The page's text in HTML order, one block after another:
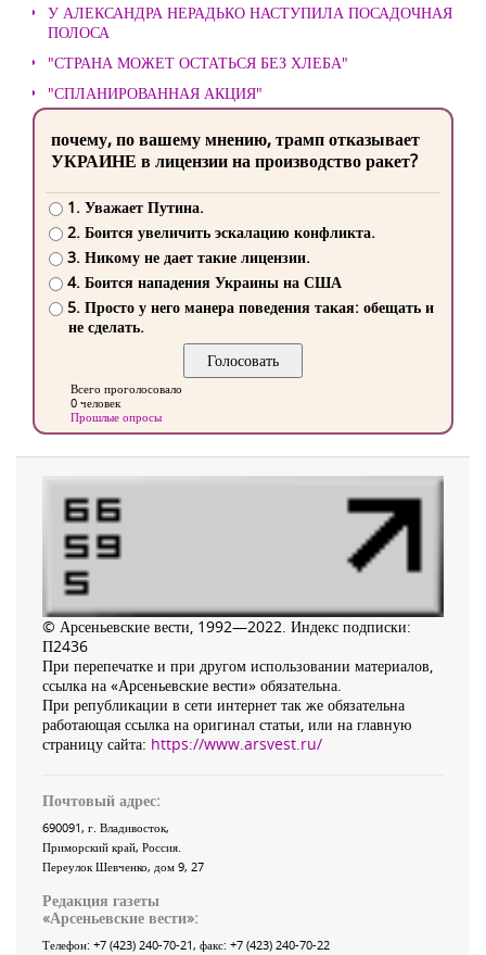
У АЛЕКСАНДРА НЕРАДЬКО НАСТУПИЛА ПОСАДОЧНАЯ
ПОЛОСА
"СТРАНА МОЖЕТ ОСТАТЬСЯ БЕЗ ХЛЕБА"
"СПЛАНИРОВАННАЯ АКЦИЯ"
почему, по вашему мнению, трамп отказывает
УКРАИНЕ в лицензии на производство ракет?
1. Уважает Путина.
2. Боится увеличить эскалацию конфликта.
3. Никому не дает такие лицензии.
4. Боится нападения Украины на США
5. Просто у него манера поведения такая: обещать и
не сделать.
Всего проголосовало
0 человек
Прошлые опросы
© Арсеньевские вести, 1992—2022. Индекс подписки:
П2436
При перепечатке и при другом использовании материалов,
ссылка на «Арсеньевские вести» обязательна.
При републикации в сети интернет так же обязательна
работающая ссылка на оригинал статьи, или на главную
страницу сайта: https://www.arsvest.ru/
Почтовый адрес:
690091, г. Владивосток,
Приморский край, Россия.
Переулок Шевченко, дом 9, 27
Редакция газеты
«Арсеньевские вести»:
Телефон: +7 (423) 240-70-21, факс: +7 (423) 240-70-22